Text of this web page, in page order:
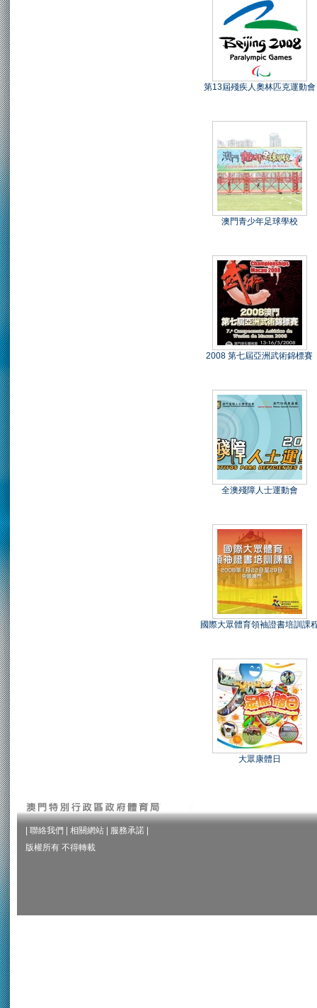
第13屆殘疾人奧林匹克運動會
澳門青少年足球學校
2008 第七屆亞洲武術錦標賽
全澳殘障人士運動會
國際大眾體育領袖證書培訓課
大眾康體日
聯絡我們 相關網站 服務承諾
版權所有 不得轉載